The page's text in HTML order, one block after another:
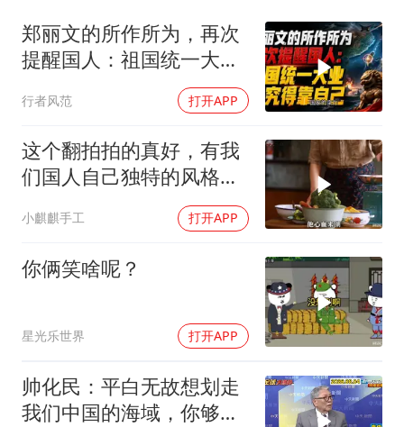
广东雷州通报特教老师招聘违规事件
胡彦斌韩磊 谁帮谁
夯实基础开新局
郑丽文的所作所为，再次
提醒国人：祖国统一大
业，终究得靠自己！
行者风范 打开APP
这个翻拍拍的真好，有我
们国人自己独特的风格魅
小麒麒手工 打开APP
你俩笑啥呢？
星光乐世界 打开APP
帅化民：平白无故想划走
我们中国的海域，你够格